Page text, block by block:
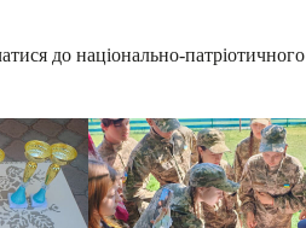
до національно-патріотичного